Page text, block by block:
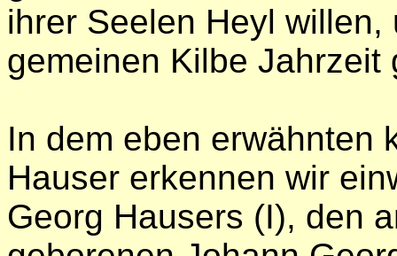
ihrer Seelen Heyl
gemeinen Kilbe Jahrzeit
In dem eben erwähnten
Hauser erkennen wir
Georg Hausers (I), den